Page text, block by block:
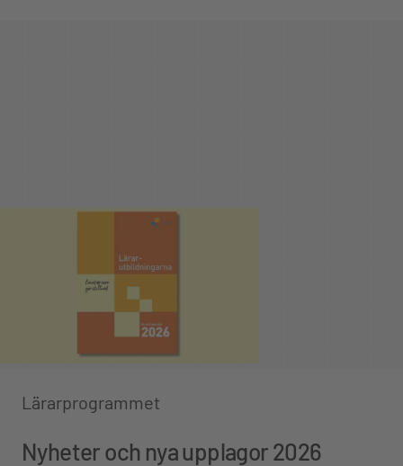
Lärarprogrammet
Nyheter och nya upplagor 2026